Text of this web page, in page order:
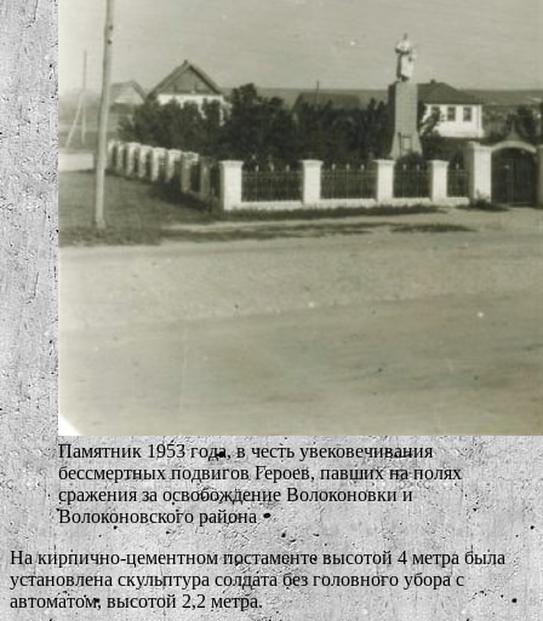
Памятник 1953 года, в честь увековечивания
бессмертных подвигов Героев, павших на полях
сражения за освобождение Волоконовки и
Волоконовского района
На кирпично-цементном постаменте высотой 4 метра была
установлена скульптура солдата без головного убора с
автоматом, высотой 2,2 метра.